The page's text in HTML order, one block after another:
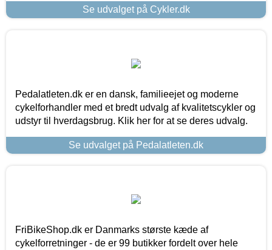
Se udvalget på Cykler.dk
Pedalatleten.dk er en dansk, familieejet og moderne
cykelforhandler med et bredt udvalg af kvalitetscykler og
udstyr til hverdagsbrug. Klik her for at se deres udvalg.
Se udvalget på Pedalatleten.dk
FriBikeShop.dk er Danmarks største kæde af
cykelforretninger - de er 99 butikker fordelt over hele